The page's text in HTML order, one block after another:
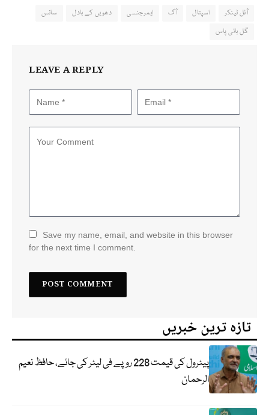
آئل ٹینکر اسپتال آگ ایمرجنسی دھویں کے بادل
سانس
گل بائی پاس
LEAVE A REPLY
Save my name, email, and website in this browser
for the next time I comment.
تازہ ترین خبریں
پیٹرول کی قیمت 228 روپے فی لیٹر کی جائے، حافظ نعیم
الرحمان